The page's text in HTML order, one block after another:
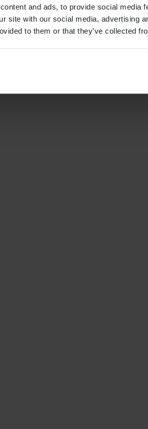
and ads, to provide social media
site with our social media, advertising
to them or that they’ve collected